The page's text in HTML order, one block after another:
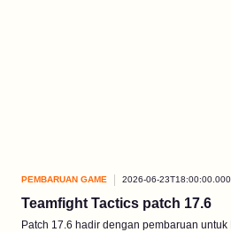
PEMBARUAN GAME 2026-06-
Teamfight Tactics patch 17.6
Patch 17.6 hadir dengan pembaruan untuk